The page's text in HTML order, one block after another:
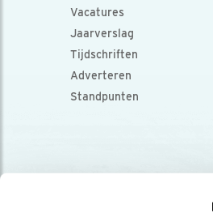
Vacatures
Jaarverslag
Tijdschriften
Adverteren
Standpunten